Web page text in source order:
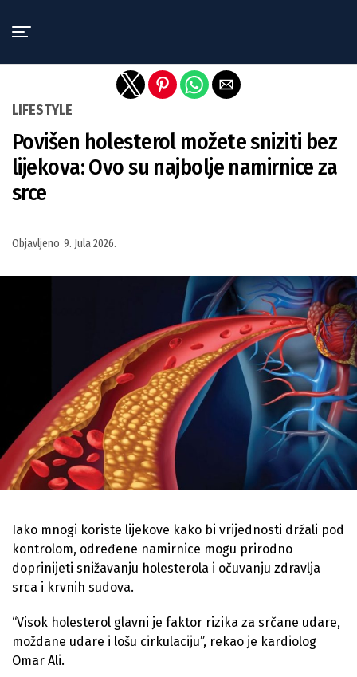
LIFESTYLE
Povišen holesterol možete sniziti bez
lijekova: Ovo su najbolje namirnice za
srce
Objavljeno 9. Jula 2026.
Iako mnogi koriste lijekove kako bi vrijednosti držali pod
kontrolom, određene namirnice mogu prirodno
doprinijeti snižavanju holesterola i očuvanju zdravlja
srca i krvnih sudova.
“Visok holesterol glavni je faktor rizika za srčane udare,
moždane udare i lošu cirkulaciju”, rekao je kardiolog
Omar Ali.